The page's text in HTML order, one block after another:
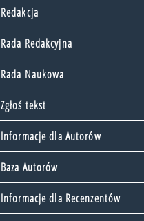
Redakcja
Rada Redakcyjna
Rada Naukowa
Zgłoś tekst
Informacje dla Autorów
Baza Autorów
Informacje dla Recenzentów